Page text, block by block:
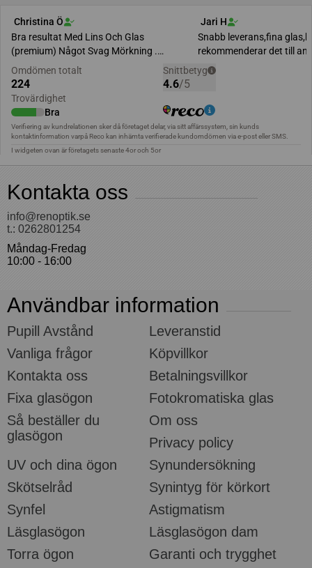
Kontakta oss
info@renoptik.se
t.: 0262801254
Måndag-Fredag
10:00 - 16:00
Användbar information
Pupill Avstånd
Leveranstid
Vanliga frågor
Köpvillkor
Kontakta oss
Betalningsvillkor
Fixa glasögon
Fotokromatiska glas
Så beställer du
glasögon
Om oss
Privacy policy
UV och dina ögon
Synundersökning
Skötselråd
Synintyg för körkort
Synfel
Astigmatism
Läsglasögon
Läsglasögon dam
Torra ögon
Garanti och trygghet